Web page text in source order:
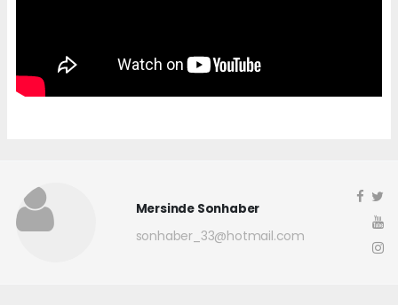
Mersinde Sonhaber
sonhaber_33@hotmail.com